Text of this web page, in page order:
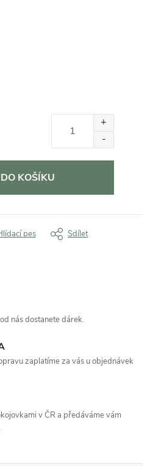
KOŠÍKU
pes Sdílet
nás dostanete dárek.
zaplatíme za vás u objednávek
v ČR a předáváme vám